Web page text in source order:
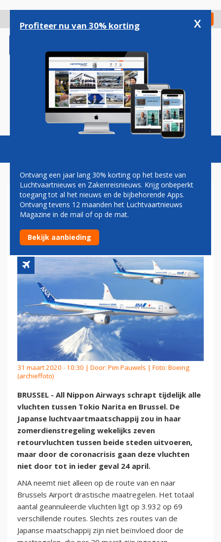
gaan
Check in
Magazine Podcasts Vacatures
ANA SCHRAPT TIJDELIJK
ALLE VLUCHTEN VAN EN
NAAR BRUSSELS AIRPORT
31 maart 2020 - 10:30 | Door: Pim Pauwels | Foto: Boeing
(archieffoto)
BRUSSEL - All Nippon Airways schrapt tijdelijk alle
vluchten tussen Tokio Narita en Brussel. De
Japanse luchtvaartmaatschappij zou in haar
zomerdienstregeling wekelijks zeven
retourvluchten tussen beide steden uitvoeren,
maar door de coronacrisis gaan deze vluchten
niet door tot in ieder geval 24 april.
ANA neemt niet alleen op de route van en naar
Brussels Airport drastische maatregelen. Het totaal
aantal geannuleerde vluchten ligt op 3.932 op 69
verschillende routes. Slechts zes routes van de
Japanse maatschappij zijn niet beïnvloed door de
Profiteer nu van 30% korting x
Ontvang een jaar lang 30% korting op het beste van
Luchtvaartnieuws en Zakenreisnieuws. Krijg onbeperkt
toegang tot al het nieuws en de bijbehorende Apps.
Ontvang tevens 12 maanden het Luchtvaartnieuws
Magazine in de mail of op de mat.
Bekijk aanbieding